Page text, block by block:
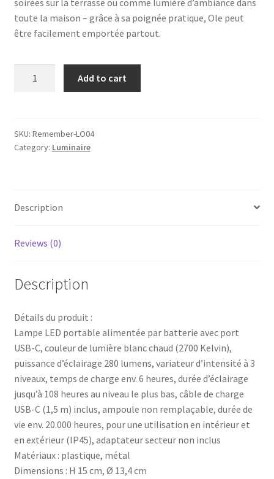
toute la maison – grâce à sa poignée pratique, Ole peut
être facilement emportée partout.
REMEMBER®
quantity
Add to cart
SKU: Remember-LO04
Category: Luminaire
Description
Reviews (0)
Description
Détails du produit :
Lampe LED portable alimentée par batterie avec port
USB-C, couleur de lumière blanc chaud (2700 Kelvin),
puissance d’éclairage 280 lumens, variateur d’intensité à 3
niveaux, temps de charge env. 6 heures, durée d’éclairage
jusqu’à 108 heures au niveau le plus bas, câble de charge
USB-C (1,5 m) inclus, ampoule non remplaçable, durée de
vie env. 20.000 heures, pour une utilisation en intérieur et
en extérieur (IP45), adaptateur secteur non inclus
Matériaux : plastique, métal
Dimensions : H 15 cm, Ø 13,4 cm